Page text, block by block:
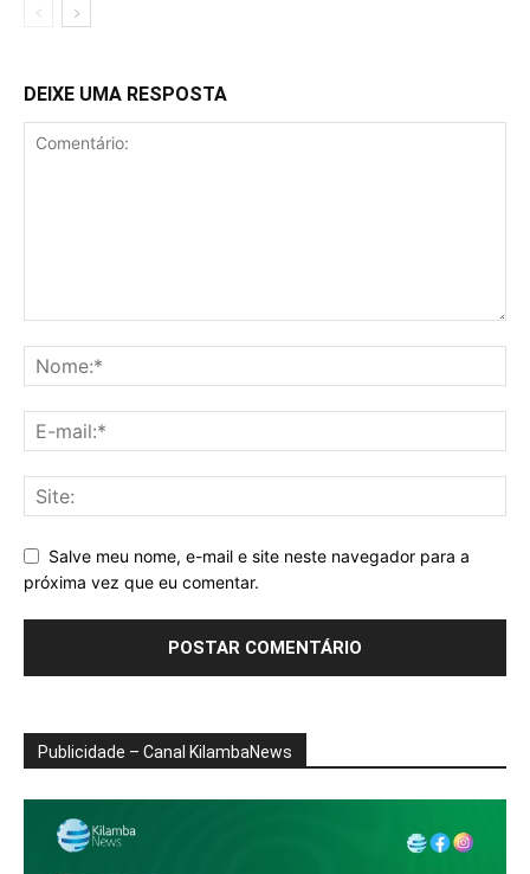
DEIXE UMA RESPOSTA
Salve meu nome, e-mail e site neste navegador para a
próxima vez que eu comentar.
Publicidade – Canal KilambaNews